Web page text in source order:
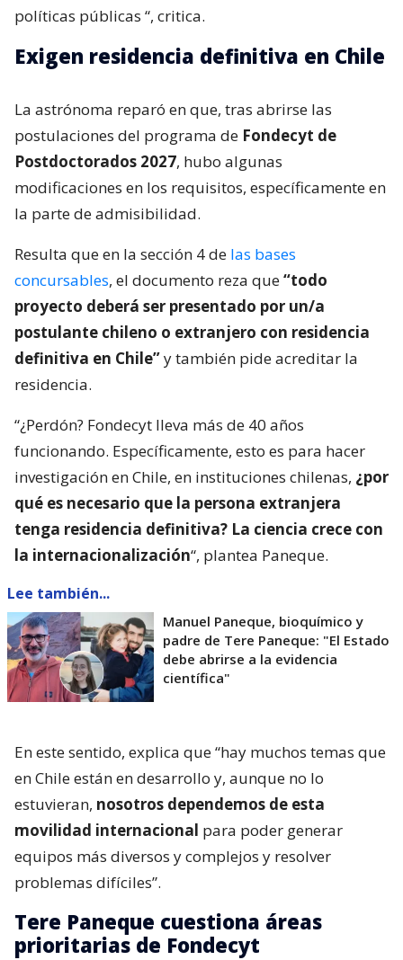
políticas públicas “, critica.
Exigen residencia definitiva en Chile
La astrónoma reparó en que, tras abrirse las
postulaciones del programa de Fondecyt de
Postdoctorados 2027, hubo algunas
modificaciones en los requisitos, específicamente en
la parte de admisibilidad.
Resulta que en la sección 4 de las bases
concursables, el documento reza que“todo
proyecto deberá ser presentado por un/a
postulante chileno o extranjero con residencia
definitiva en Chile”y también pide acreditar la
residencia.
“¿Perdón? Fondecyt lleva más de 40 años
funcionando. Específicamente, esto es para hacer
investigación en Chile, en instituciones chilenas, ¿por
qué es necesario que la persona extranjera
tenga residencia definitiva? La ciencia crece con
la internacionalización“, plantea Paneque.
Lee también...
Manuel Paneque, bioquímico y
padre de Tere Paneque: "El Estado
debe abrirse a la evidencia
científica"
En este sentido, explica que “hay muchos temas que
en Chile están en desarrollo y, aunque no lo
estuvieran, nosotros dependemos de esta
movilidad internacional para poder generar
equipos más diversos y complejos y resolver
problemas difíciles”.
Tere Paneque cuestiona áreas
prioritarias de Fondecyt